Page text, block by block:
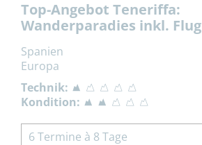
Top-Angebot Teneriffa:
Wanderparadies inkl. Flug
Spanien
Europa
Technik:
Kondition:
6 Termine à 8 Tage